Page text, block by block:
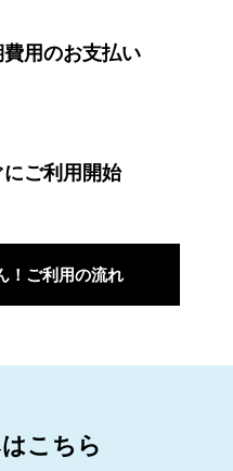
費用のお支払い
にご利用開始
！ご利用の流れ
こちら